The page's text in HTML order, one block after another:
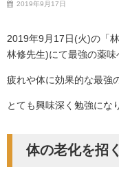
2019年9月17日
2019年9月17日(火)の「
林修先生)にて最強の薬味
疲れや体に効果的な最強
とても興味深く勉強にな
体の老化を招